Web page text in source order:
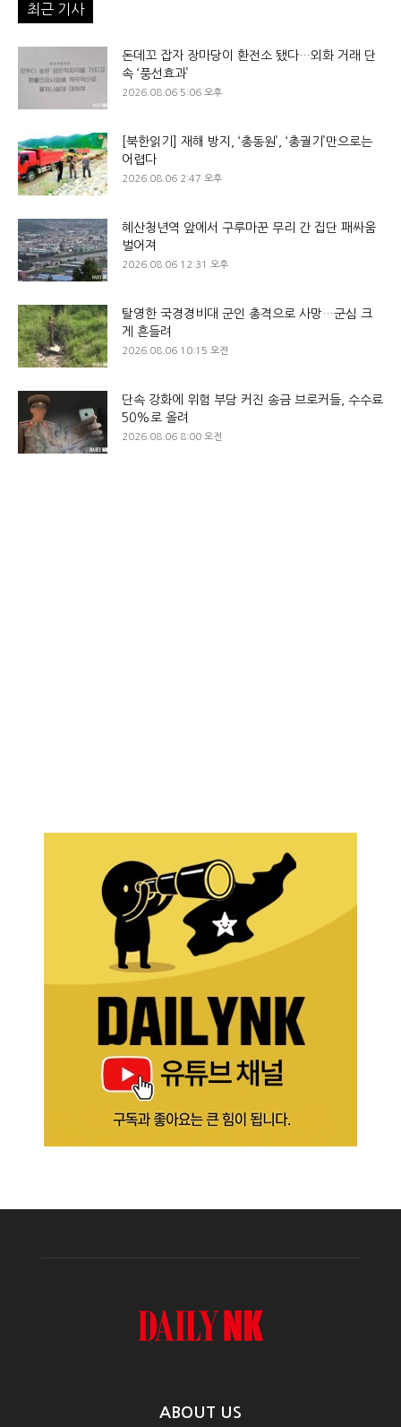
최근 기사
돈데꼬 잡자 장마당이 환전소 됐다…외화 거래 단
속 ‘풍선효과’
2026.08.06 5:06 오후
[북한읽기] 재해 방지, ‘총동원’, ‘총궐기’만으로는
어렵다
2026.08.06 2:47 오후
혜산청년역 앞에서 구루마꾼 무리 간 집단 패싸움
벌어져
2026.08.06 12:31 오후
탈영한 국경경비대 군인 총격으로 사망…군심 크
게 흔들려
2026.08.06 10:15 오전
단속 강화에 위험 부담 커진 송금 브로커들, 수수료
50%로 올려
2026.08.06 8:00 오전
ABOUT US